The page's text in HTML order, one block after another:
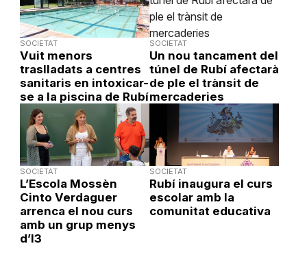
SOCIETAT
Vuit menors
traslladats a centres
sanitaris en intoxicar-
se a la piscina de Rubí
SOCIETAT
Un nou tancament del
túnel de Rubí afectarà
de ple el trànsit de
mercaderies
SOCIETAT
L’Escola Mossèn
Cinto Verdaguer
arrenca el nou curs
amb un grup menys
d’I3
SOCIETAT
Rubí inaugura el curs
escolar amb la
comunitat educativa